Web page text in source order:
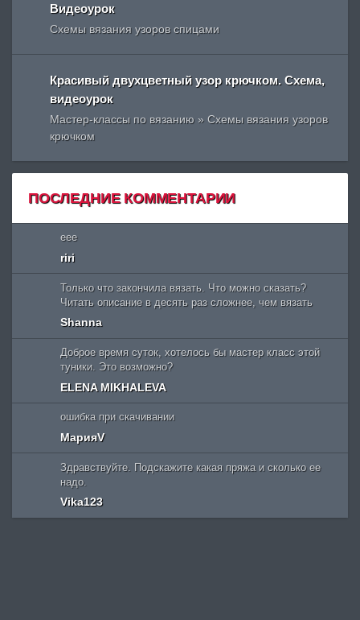
Видеоурок
Схемы вязания узоров спицами
Красивый двухцветный узор крючком. Схема,
видеоурок
Мастер-классы по вязанию » Схемы вязания узоров
крючком
ПОСЛЕДНИЕ КОММЕНТАРИИ
eee
riri
Только что закончила вязать. Что можно сказать?
Читать описание в десять раз сложнее, чем вязать
Shanna
Доброе время суток, хотелось бы мастер класс этой
туники. Это возможно?
ELENA MIKHALEVA
ошибка при скачивании
МарияV
Здравствуйте. Подскажите какая пряжа и сколько ее
надо.
Vika123